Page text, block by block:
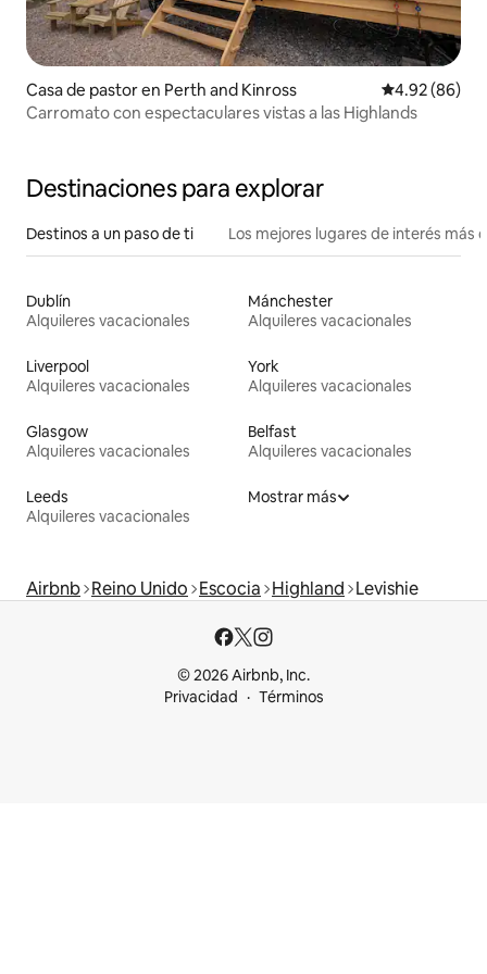
Casa de pastor en Perth and Kinross Calificación
4.92 (86)
Carromato con espectaculares vistas a las Highlands
Destinaciones para explorar
Destinos a un paso de ti Los mejores lugares de interés más
Dublín
Alquileres vacacionales
Mánchester
Alquileres vacacionales
Liverpool
Alquileres vacacionales
York
Alquileres vacacionales
Glasgow
Alquileres vacacionales
Belfast
Alquileres vacacionales
Leeds
Alquileres vacacionales
Mostrar más
Airbnb Reino Unido Escocia Highland Levishie
© 2026 Airbnb, Inc.
Privacidad
Términos